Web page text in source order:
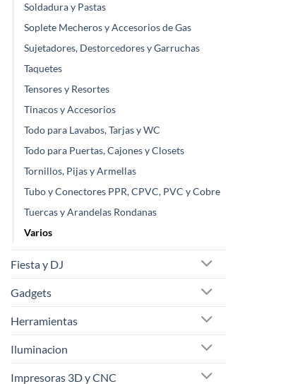
Soldadura y Pastas
Soplete Mecheros y Accesorios de Gas
Sujetadores, Destorcedores y Garruchas
Taquetes
Tensores y Resortes
Tinacos y Accesorios
Todo para Lavabos, Tarjas y WC
Todo para Puertas, Cajones y Closets
Tornillos, Pijas y Armellas
Tubo y Conectores PPR, CPVC, PVC y Cobre
Tuercas y Arandelas Rondanas
Varios
Fiesta y DJ
Gadgets
Herramientas
Iluminacion
Impresoras 3D y CNC